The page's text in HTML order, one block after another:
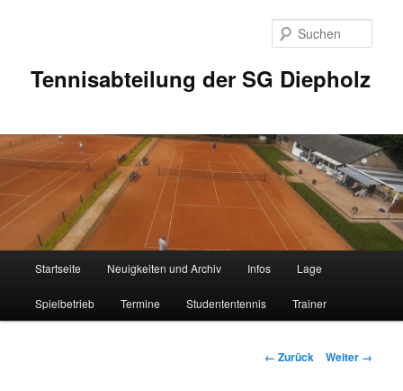
Tennisabteilung der SG Diepholz
Startseite Neuigkeiten und Archiv Infos Lage
Spielbetrieb Termine Studententennis Trainer
Bilder-
← Zurück Weiter →